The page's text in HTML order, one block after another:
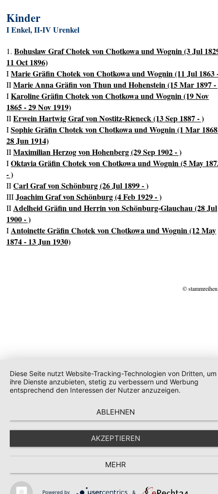
Kinder
I Enkel, II-IV Urenkel
1.Bohuslaw Graf Chotek von Chotkowa und Wognin (3 Jul
11 Oct 1896)
IMarie Gräfin Chotek von Chotkowa und Wognin (11 Jul 1863
IIMarie Anna Gräfin von Thun und Hohenstein (15 Mar 1897 -
IKaroline Gräfin Chotek von Chotkowa und Wognin (19 Nov
1865 - 29 Nov 1919)
IIErwein Hartwig Graf von Nostitz-Rieneck (13 Sep 1887 - )
ISophie Gräfin Chotek von Chotkowa und Wognin (1 Mar
28 Jun 1914)
IIMaximilian Herzog von Hohenberg (29 Sep 1902 - )
IOktavia Gräfin Chotek von Chotkowa und Wognin (5 May
- )
IICarl Graf von Schönburg (26 Jul 1899 - )
IIIJoachim Graf von Schönburg (4 Feb 1929 - )
IIAdelheid Gräfin und Herrin von Schönburg-Glauchau (28 Jul
1900 - )
IAntoinette Gräfin Chotek von Chotkowa und Wognin (12 May
1874 - 13 Jun 1930)
©
Diese Seite nutzt Website-Tracking-Technologien von Dritten, um
ihre Dienste anzubieten, stetig zu verbessern und Werbung
entsprechend den Interessen der Nutzer anzuzeigen.
ABLEHNEN
AKZEPTIEREN
MEHR
Powered by &